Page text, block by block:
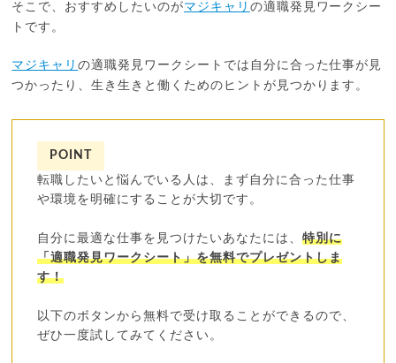
そこで、おすすめしたいのがマジキャリ の適職発見ワークシー
トです。
マジキャリの適職発見ワークシートでは自分に合った仕事が見
つかったり、生き生きと働くためのヒントが見つかります。
POINT
転職したいと悩んでいる人は、まず自分に合った仕事
や環境を明確にすることが大切です。
自分に最適な仕事を見つけたいあなたには、 特別に
「適職発見ワークシート」を無料でプレゼントしま
す！
以下のボタンから無料で受け取ることができるので、
ぜひ一度試してみてください。